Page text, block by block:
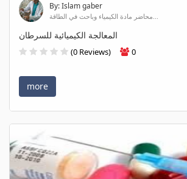
By: Islam gaber
محاضر مادة الكيمياء وباحث في الطاقة...
المعالجة الكيميائية للسرطان
(0 Reviews) 0
more